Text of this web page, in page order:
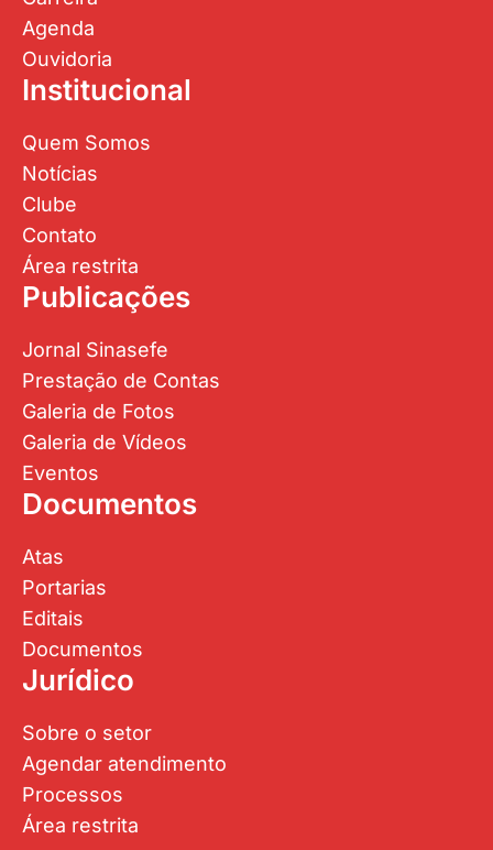
Agenda
Ouvidoria
Institucional
Quem Somos
Notícias
Clube
Contato
Área restrita
Publicações
Jornal Sinasefe
Prestação de Contas
Galeria de Fotos
Galeria de Vídeos
Eventos
Documentos
Atas
Portarias
Editais
Documentos
Jurídico
Sobre o setor
Agendar atendimento
Processos
Área restrita